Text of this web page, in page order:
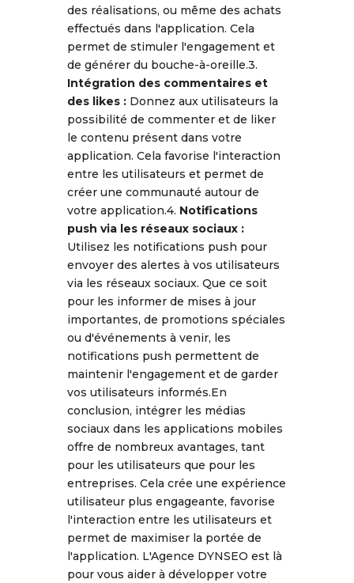
des réalisations, ou même des achats
effectués dans l'application. Cela
permet de stimuler l'engagement et
de générer du bouche-à-oreille.3.
Intégration des commentaires et
des likes :Donnez aux utilisateurs la
possibilité de commenter et de liker
le contenu présent dans votre
application. Cela favorise l'interaction
entre les utilisateurs et permet de
créer une communauté autour de
votre application.4. Notifications
push via les réseaux sociaux :
Utilisez les notifications push pour
envoyer des alertes à vos utilisateurs
via les réseaux sociaux. Que ce soit
pour les informer de mises à jour
importantes, de promotions spéciales
ou d'événements à venir, les
notifications push permettent de
maintenir l'engagement et de garder
vos utilisateurs informés.En
conclusion, intégrer les médias
sociaux dans les applications mobiles
offre de nombreux avantages, tant
pour les utilisateurs que pour les
entreprises. Cela crée une expérience
utilisateur plus engageante, favorise
l'interaction entre les utilisateurs et
permet de maximiser la portée de
l'application. L'Agence DYNSEO est là
pour vous aider à développer votre